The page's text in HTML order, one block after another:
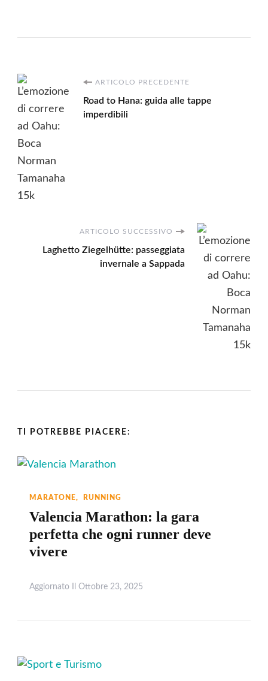
Navigazione
articoli
ARTICOLO PRECEDENTE
Road to Hana: guida alle tappe
imperdibili
ARTICOLO SUCCESSIVO
Laghetto Ziegelhütte: passeggiata
invernale a Sappada
TI POTREBBE PIACERE:
MARATONE RUNNING
Valencia Marathon: la gara
perfetta che ogni runner deve
vivere
Aggiornato Il Ottobre 23, 2025